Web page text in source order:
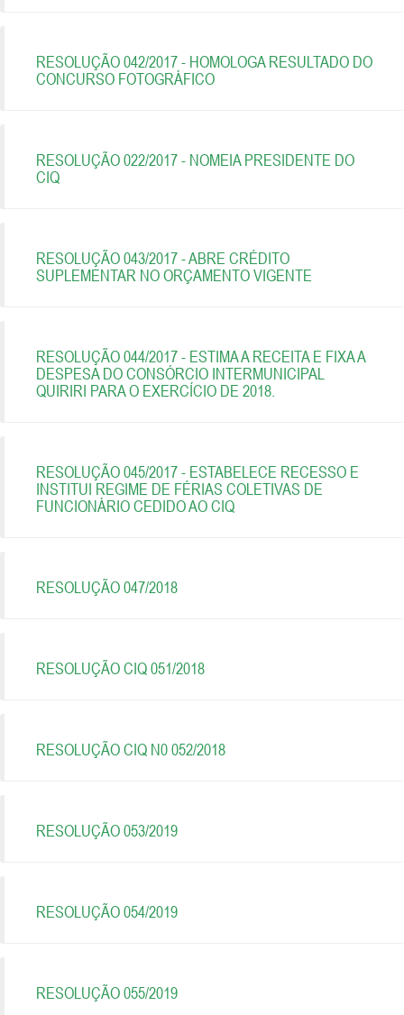
RESOLUÇÃO 042/2017 - HOMOLOGA RESULTADO DO
CONCURSO FOTOGRÁFICO
RESOLUÇÃO 022/2017 - NOMEIA PRESIDENTE DO
CIQ
RESOLUÇÃO 043/2017 - ABRE CRÉDITO
SUPLEMENTAR NO ORÇAMENTO VIGENTE
RESOLUÇÃO 044/2017 - ESTIMA A RECEITA E FIXA A
DESPESA DO CONSÓRCIO INTERMUNICIPAL
QUIRIRI PARA O EXERCÍCIO DE 2018.
RESOLUÇÃO 045/2017 - ESTABELECE RECESSO E
INSTITUI REGIME DE FÉRIAS COLETIVAS DE
FUNCIONÁRIO CEDIDO AO CIQ
RESOLUÇÃO 047/2018
RESOLUÇÃO CIQ 051/2018
RESOLUÇÃO CIQ N0 052/2018
RESOLUÇÃO 053/2019
RESOLUÇÃO 054/2019
RESOLUÇÃO 055/2019